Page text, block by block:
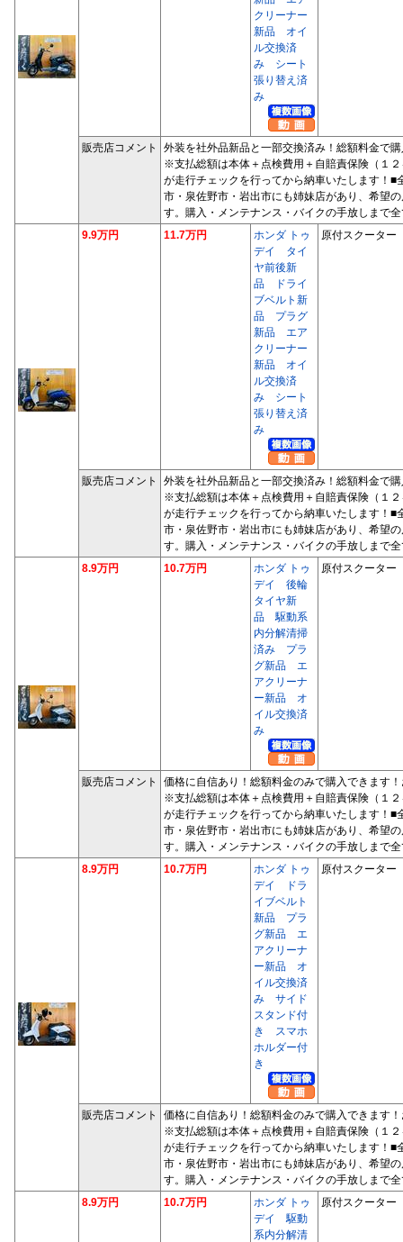
クリーナー
新品 オイ
ル交換済
み シート
張り替え済
み
販売店コメント
外装を社外品新品と一部交換済み！総額料金で
※支払総額は本体＋点検費用＋自賠責保険（１
が走行チェックを行ってから納車いたします！
市・泉佐野市・岩出市にも姉妹店があり、希望
す。購入・メンテナンス・バイクの手放しまで
9.9万円
11.7万円
ホンダ トゥ
デイ タイ
ヤ前後新
品 ドライ
ブベルト新
品 プラグ
新品 エア
クリーナー
新品 オイ
ル交換済
み シート
張り替え済
み
原付スクーター
販売店コメント
外装を社外品新品と一部交換済み！総額料金で
※支払総額は本体＋点検費用＋自賠責保険（１
が走行チェックを行ってから納車いたします！
市・泉佐野市・岩出市にも姉妹店があり、希望
す。購入・メンテナンス・バイクの手放しまで
8.9万円
10.7万円
ホンダ トゥ
デイ 後輪
タイヤ新
品 駆動系
内分解清掃
済み プラ
グ新品 エ
アクリーナ
ー新品 オ
イル交換済
み
原付スクーター
販売店コメント
価格に自信あり！総額料金のみで購入できます
※支払総額は本体＋点検費用＋自賠責保険（１
が走行チェックを行ってから納車いたします！
市・泉佐野市・岩出市にも姉妹店があり、希望
す。購入・メンテナンス・バイクの手放しまで
8.9万円
10.7万円
ホンダ トゥ
デイ ドラ
イブベルト
新品 プラ
グ新品 エ
アクリーナ
ー新品 オ
イル交換済
み サイド
スタンド付
き スマホ
ホルダー付
き
原付スクーター
販売店コメント
価格に自信あり！総額料金のみで購入できます
※支払総額は本体＋点検費用＋自賠責保険（１
が走行チェックを行ってから納車いたします！
市・泉佐野市・岩出市にも姉妹店があり、希望
す。購入・メンテナンス・バイクの手放しまで
8.9万円
10.7万円
ホンダ トゥ
デイ 駆動
系内分解清
原付スクーター